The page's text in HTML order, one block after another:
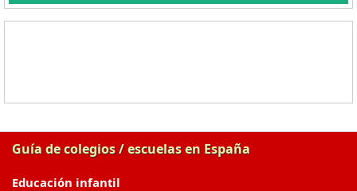
Guía de colegios / escuelas en España
Educación infantil